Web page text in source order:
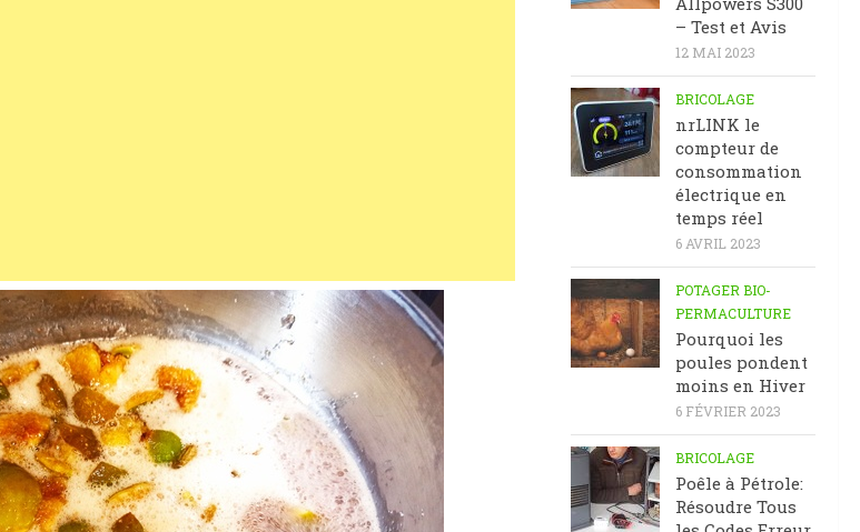
– Test et Avis
12 MAI 2023
BRICOLAGE
nrLINK le
compteur de
consommation
électrique en
temps réel
6 AVRIL 2023
POTAGER BIO-
PERMACULTURE
Pourquoi les
poules pondent
moins en Hiver
6 FÉVRIER 2023
BRICOLAGE
Poêle à Pétrole:
Résoudre Tous